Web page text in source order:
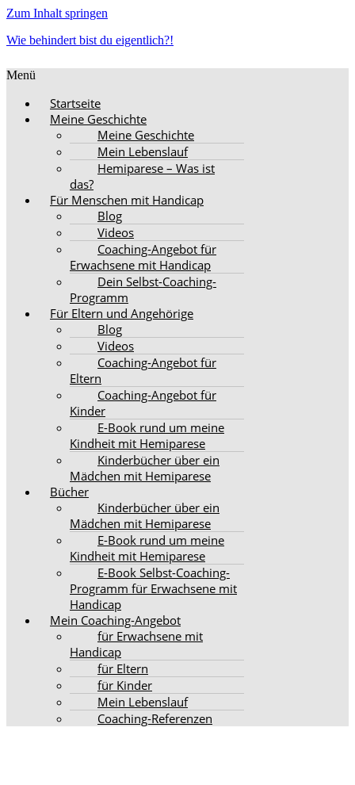
Zum Inhalt springen
Wie behindert bist du eigentlich?!
Menü
Startseite
Meine Geschichte
Meine Geschichte
Mein Lebenslauf
Hemiparese – Was ist
das?
Für Menschen mit Handicap
Blog
Videos
Coaching-Angebot für
Erwachsene mit Handicap
Dein Selbst-Coaching-
Programm
Für Eltern und Angehörige
Blog
Videos
Coaching-Angebot für
Eltern
Coaching-Angebot für
Kinder
E-Book rund um meine
Kindheit mit Hemiparese
Kinderbücher über ein
Mädchen mit Hemiparese
Bücher
Kinderbücher über ein
Mädchen mit Hemiparese
E-Book rund um meine
Kindheit mit Hemiparese
E-Book Selbst-Coaching-
Programm für Erwachsene mit
Handicap
Mein Coaching-Angebot
für Erwachsene mit
Handicap
für Eltern
für Kinder
Mein Lebenslauf
Coaching-Referenzen